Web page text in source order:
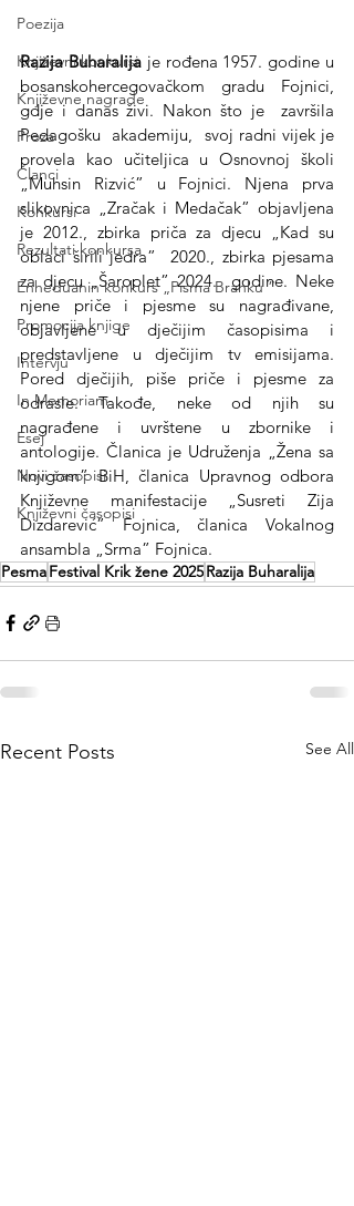
Poezija
Književni konkursi
Književne nagrade
Proza
Članci
Konkursi
Rezultati konkursa
Enheduanin konkurs „Pisma Branku ”
Promocija knjige
Intervju
In Memoriam
Esej
Novi časopisi
Književni časopisi
Razija Buharalija je rođena 1957. godine u
bosanskohercegovačkom gradu Fojnici,
gdje i danas živi. Nakon što je  završila
Pedagošku  akademiju,  svoj radni vijek je
provela kao učiteljica u Osnovnoj školi
„Muhsin Rizvić” u Fojnici. Njena prva
slikovnica „Zračak i Medačak” objavljena
je 2012., zbirka priča za djecu „Kad su
oblaci širili jedra”  2020., zbirka pjesama
za djecu „Šaroplet” 2024.  godine. Neke
njene priče i pjesme su nagrađivane,
objavljene u dječijim časopisima i
predstavljene u dječijim tv emisijama.
Pored dječijih, piše priče i pjesme za
odrasle. Takođe, neke od njih su
nagrađene i uvrštene u zbornike i
antologije. Članica je Udruženja „Žena sa
knjigom” BiH, članica Upravnog odbora
Književne manifestacije „Susreti Zija
Dizdarević” Fojnica, članica Vokalnog
ansambla „Srma” Fojnica.
PesmaFestival Krik žene 2025Razija Buharalija
Recent Posts See All